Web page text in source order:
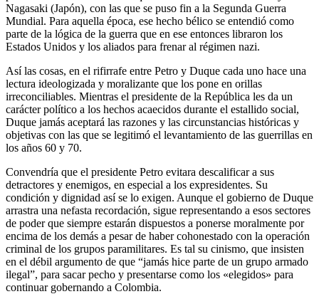
Nagasaki (Japón), con las que se puso fin a la Segunda Guerra
Mundial. Para aquella época, ese hecho bélico se entendió como
parte de la lógica de la guerra que en ese entonces libraron los
Estados Unidos y los aliados para frenar al régimen nazi.
Así las cosas, en el rifirrafe entre Petro y Duque cada uno hace una
lectura ideologizada y moralizante que los pone en orillas
irreconciliables. Mientras el presidente de la República les da un
carácter político a los hechos acaecidos durante el estallido social,
Duque jamás aceptará las razones y las circunstancias históricas y
objetivas con las que se legitimó el levantamiento de las guerrillas en
los años 60 y 70.
Convendría que el presidente Petro evitara descalificar a sus
detractores y enemigos, en especial a los expresidentes. Su
condición y dignidad así se lo exigen. Aunque el gobierno de Duque
arrastra una nefasta recordación, sigue representando a esos sectores
de poder que siempre estarán dispuestos a ponerse moralmente por
encima de los demás a pesar de haber cohonestado con la operación
criminal de los grupos paramilitares. Es tal su cinismo, que insisten
en el débil argumento de que “jamás hice parte de un grupo armado
ilegal”, para sacar pecho y presentarse como los «elegidos» para
continuar gobernando a Colombia.